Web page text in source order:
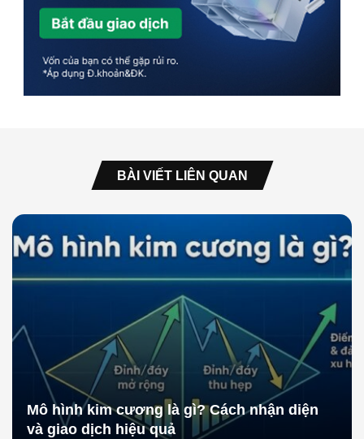
BÀI VIẾT LIÊN QUAN
Mô hình kim cương là gì? Cách nhận diện
và giao dịch hiệu quả